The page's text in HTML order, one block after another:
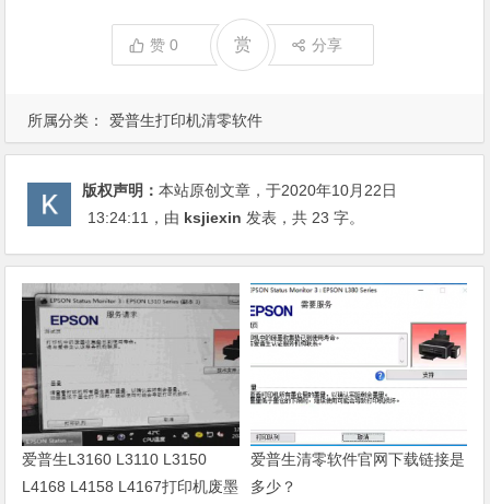
所属分类： 爱普生打印机清零软件
赞0 赏 分享
版权声明：本站原创文章，于2020年10月22日
13:24:11 ，由 ksjiexin 发表，共 23 字。
爱普生L3160 L3110 L3150
L4168 L4158 L4167打印机废墨
爱普生清零软件官网下载链接是
多少？